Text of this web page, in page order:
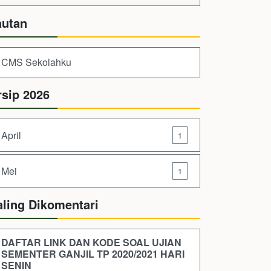
CMS Sekolahku
2026
April 1
Mei 1
Dikomentari
DAFTAR LINK DAN KODE SOAL UJIAN
SEMENTER GANJIL TP 2020/2021 HARI
SENIN